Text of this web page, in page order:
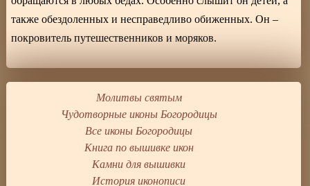
также обездоленных и несправедливо обиженных. Он –
покровитель путешественников и моряков.
Молитвы святым
Чудотворные иконы Богородицы
Все иконы Богородицы
Книга по вышивке икон
Камни для вышивки
История иконописи